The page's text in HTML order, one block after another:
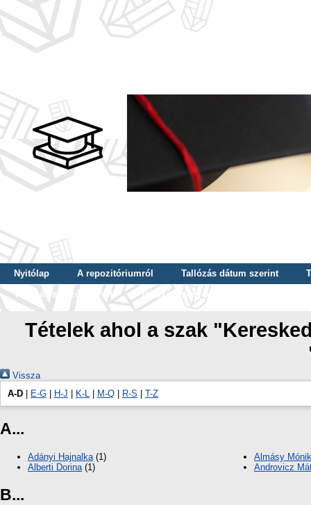
Nyitólap A repozitóriumról Tallózás dátum szerint
Tallózás szerző szerint
Tallózás nyelv szerint
Tételek ahol a szak
Vissza
A-D
E-G H-J K-L M-Q R-S T-Z
A...
Adányi Hajnalka(1)
Alberti Dorina(1)
Almásy
Androvicz
B...